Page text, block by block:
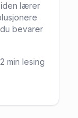
lærer
bevarer
2 min lesing